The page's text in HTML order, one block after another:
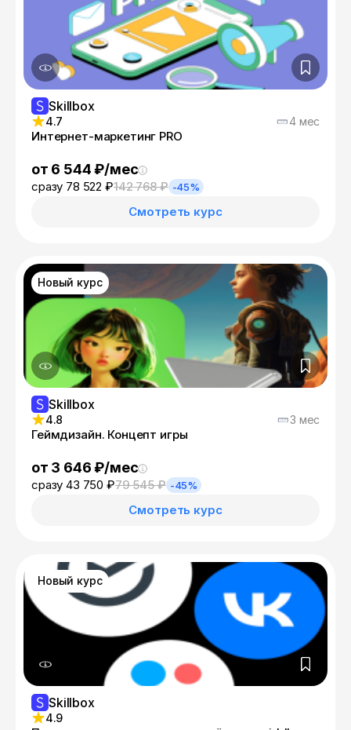
Skillbox
4.7 4 мес
Интернет-маркетинг PRO
от 6 544 ₽/мес
сразу 78 522 ₽142 768 ₽ -45%
Смотреть курс
Новый курс
Skillbox
4.8 3 мес
Геймдизайн. Концепт игры
от 3 646 ₽/мес
сразу 43 750 ₽79 545 ₽ -45%
Смотреть курс
Новый курс
Skillbox
4.9